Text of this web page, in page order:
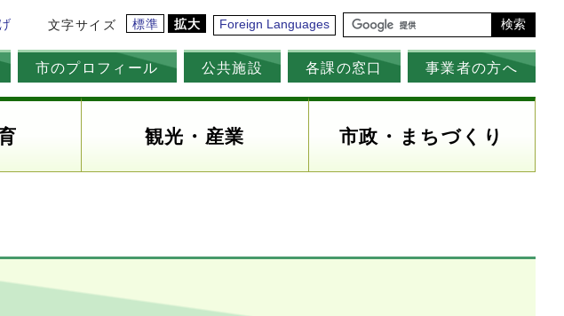
文字サイズ 標準 拡大 Foreign Languages 検索
市のプロフィール 公共施設 各課の窓口 事業者の方へ
観光・産業 市政・まちづくり